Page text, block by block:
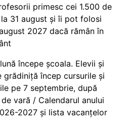
primesc cei 1.500 de
31 august și îi pot folosi
2027 dacă rămân în
începe școala. Elevii și
grădiniță încep cursurile și
pe 7 septembrie, după
vară / Calendarul anului
2027 și lista vacanțelor